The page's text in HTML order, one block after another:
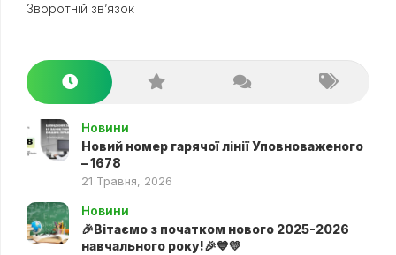
Зворотній зв’язок
Новини
Новий номер гарячої лінії Уповноваженого
– 1678
21 Травня, 2026
Новини
🎉Вітаємо з початком нового 2025-2026
навчального року!🎉💙💛